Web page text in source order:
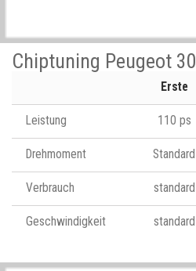
Chiptuning Peugeot
Erste
Leistung 110 ps
Drehmoment Standard
Verbrauch standard
Geschwindigkeit standard